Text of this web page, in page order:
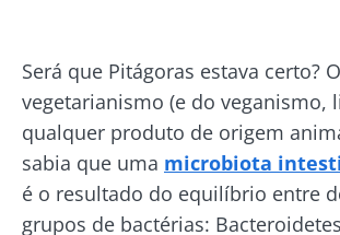
Será que Pitágoras estava certo?
vegetarianismo (e do veganismo,
qualquer produto de origem
sabia que uma microbiota
é o resultado do equilíbrio entre
grupos de bactérias: